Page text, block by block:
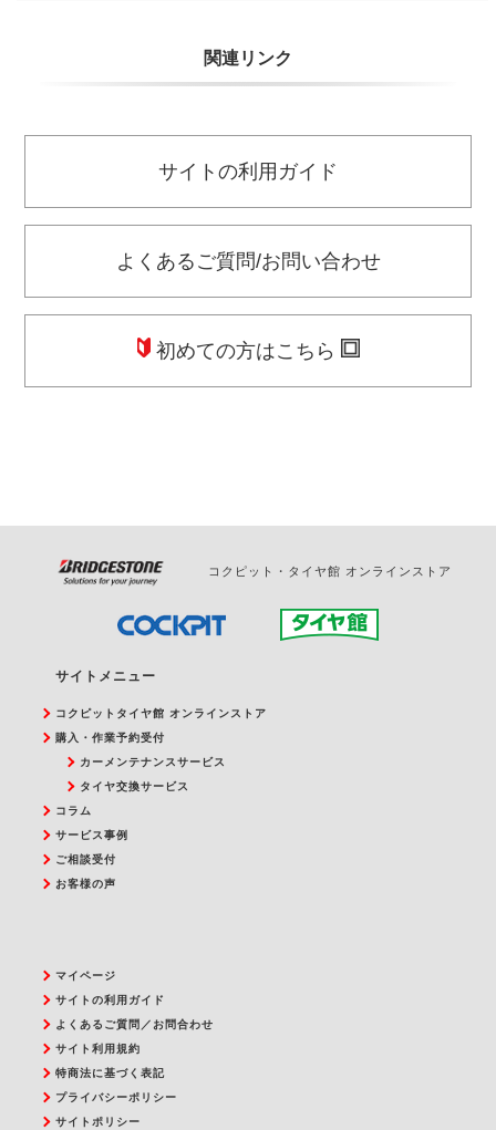
関連リンク
サイトの利用ガイド
よくあるご質問/お問い合わせ
初めての方はこちら
コクピット・タイヤ館 オンラインストア
サイトメニュー
コクピットタイヤ館 オンラインストア
購入・作業予約受付
カーメンテナンスサービス
タイヤ交換サービス
コラム
サービス事例
ご相談受付
お客様の声
マイページ
サイトの利用ガイド
よくあるご質問／お問合わせ
サイト利用規約
特商法に基づく表記
プライバシーポリシー
サイトポリシー